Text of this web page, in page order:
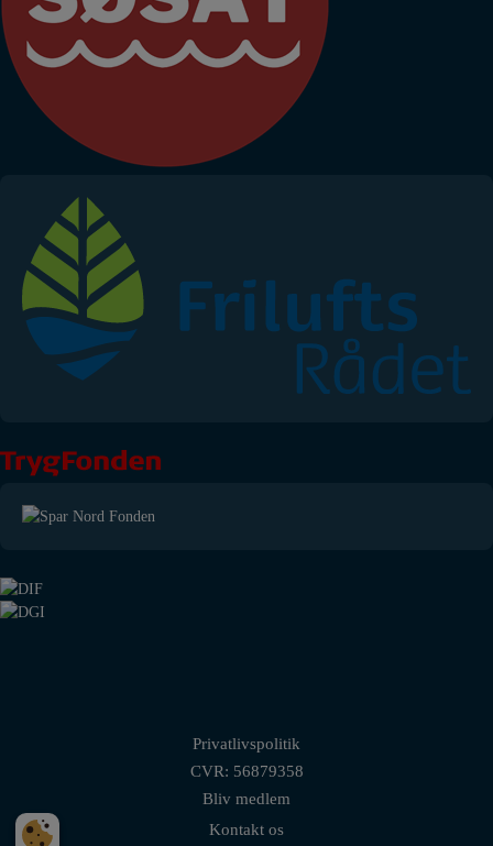
Privatlivspolitik
CVR: 56879358
Bliv medlem
Kontakt os